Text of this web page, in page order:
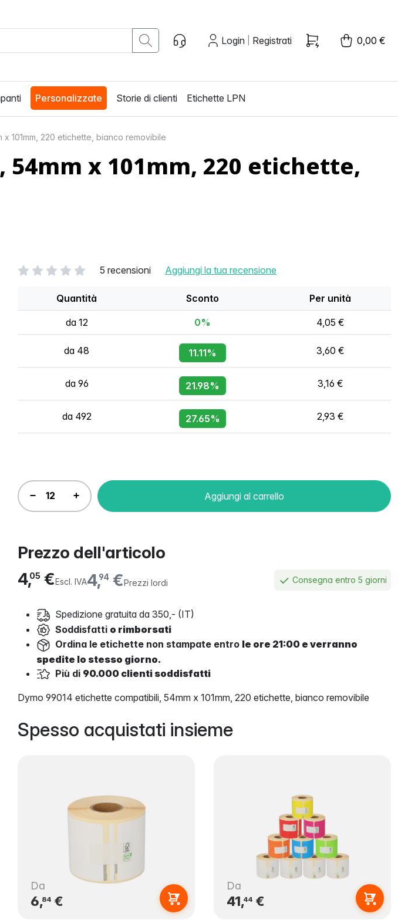
Login Registrati 0,00 €
Personalizzate Storie di clienti Etichette LPN
101mm, 220 etichette, bianco removibile
x 101mm, 220 etichette,
5 recensioni Aggiungi la tua recensione
Quantità Sconto Per unità
da 12 0% 4,05 €
da 48 11.11% 3,60 €
da 96 21.98% 3,16 €
da 492 27.65% 2,93 €
Aggiungi al carrello
Prezzo dell'articolo
4,94€Prezzi lordi
4,05 €Escl. IVA Consegna entro 5 giorni
Spedizione gratuita da 350,- (IT)
Soddisfatti o rimborsati
Ordina le etichette non stampate entro le ore 21:00 e verranno
spedite lo stesso giorno.
Più di 90.000 clienti soddisfatti
Dymo 99014 etichette compatibili, 54mm x 101mm, 220 etichette, bianco removibile
Spesso acquistati insieme
Da
6,84€
Da
41,44€